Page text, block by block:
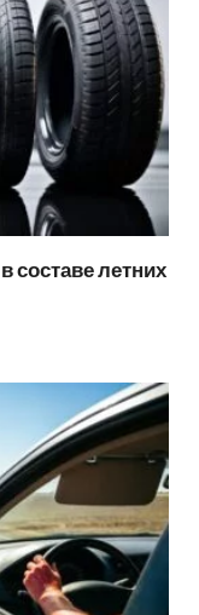
составе летних